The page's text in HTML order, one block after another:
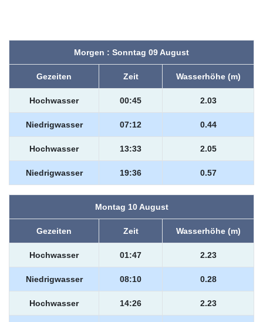
Morgen : Sonntag 09 August
Gezeiten Zeit Wasserhöhe (m)
Hochwasser 00:45 2.03
Niedrigwasser 07:12 0.44
Hochwasser 13:33 2.05
Niedrigwasser 19:36 0.57
Montag 10 August
Gezeiten Zeit Wasserhöhe (m)
Hochwasser 01:47 2.23
Niedrigwasser 08:10 0.28
Hochwasser 14:26 2.23